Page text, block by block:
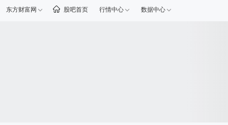
东方财富网 股吧首页 行情中心 数据中心